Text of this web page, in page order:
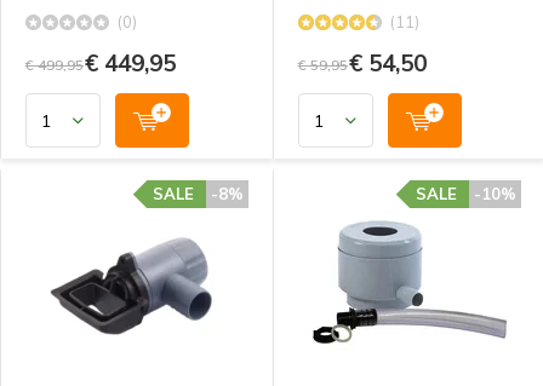
(0)
€ 499,95€ 449,95
(11)
€ 59,95€ 54,50
-8%
SALE -10%
SALE